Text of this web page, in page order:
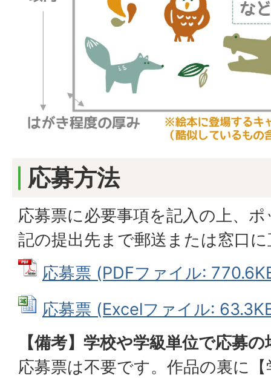
応募方法
応募票に必要事項を記入の上、
記の提出先まで郵送または窓口
応募票 (PDFファイル:
応募票 (Excelファイル:
【備考】学校や学級単位で応募の
応募票は不要です。作品の裏に